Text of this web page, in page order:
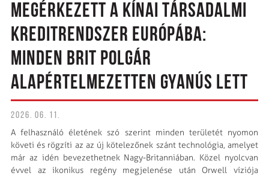
MEGÉRKEZETT A KÍNAI TÁRSADALMI
KREDITRENDSZER EURÓPÁBA:
MINDEN BRIT POLGÁR
ALAPÉRTELMEZETTEN GYANÚS LETT
2026. 06. 11.
A felhasználó életének szó szerint minden területét nyomon
követi és rögzíti az az új kötelezőnek szánt technológia, amelyet
már az idén bevezethetnek Nagy-Britanniában. Közel nyolcvan
évvel az ikonikus regény megjelenése után Orwell víziója